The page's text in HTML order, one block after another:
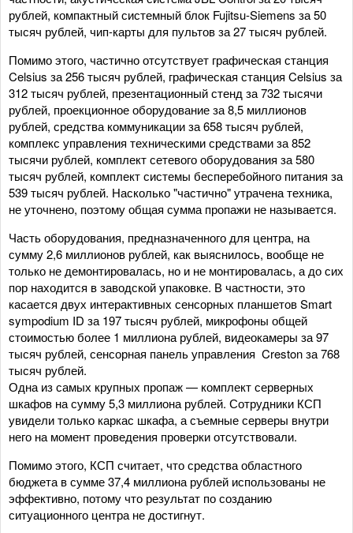
рублей, компактный системный блок Fujitsu-Siemens за 50
тысяч рублей, чип-карты для пультов за 27 тысяч рублей.
Помимо этого, частично отсутствует графическая станция
Celsius за 256 тысяч рублей, графическая станция Celsius за
312 тысяч рублей, презентационный стенд за 732 тысячи
рублей, проекционное оборудование за 8,5 миллионов
рублей, средства коммуникации за 658 тысяч рублей,
комплекс управления техническими средствами за 852
тысячи рублей, комплект сетевого оборудования за 580
тысяч рублей, комплект системы бесперебойного питания за
539 тысяч рублей. Насколько "частично" утрачена техника,
не уточнено, поэтому общая сумма пропажи не называется.
Часть оборудования, предназначенного для центра, на
сумму 2,6 миллионов рублей, как выяснилось, вообще не
только не демонтировалась, но и не монтировалась, а до сих
пор находится в заводской упаковке. В частности, это
касается двух интерактивных сенсорных планшетов Smart
sympodium ID за 197 тысяч рублей, микрофоны общей
стоимостью более 1 миллиона рублей, видеокамеры за 97
тысяч рублей, сенсорная панель управления Creston за 768
тысяч рублей.
Одна из самых крупных пропаж — комплект серверных
шкафов на сумму 5,3 миллиона рублей. Сотрудники КСП
увидели только каркас шкафа, а съемные серверы внутри
него на момент проведения проверки отсутствовали.
Помимо этого, КСП считает, что средства областного
бюджета в сумме 37,4 миллиона рублей использованы не
эффективно, потому что результат по созданию
ситуационного центра не достигнут.